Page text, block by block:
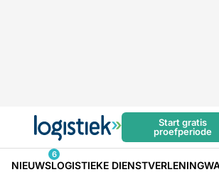
Start gratis
proefperiode
NIEUWS
6
LOGISTIEKE DIENSTVERLENING